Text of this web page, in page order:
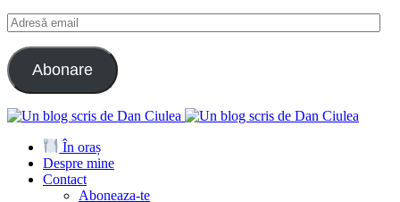
Adresă
email
Abonare
În oraș
Despre mine
Contact
Aboneaza-te